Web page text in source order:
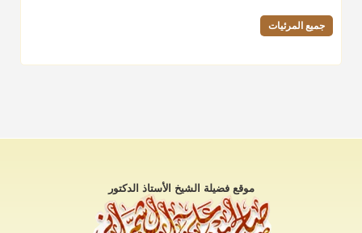
جميع المرئيات
موقع فضيلة الشيخ الأستاذ الدكتور